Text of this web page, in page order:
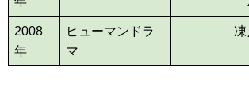
2008
年
ヒューマンドラ
マ
凍